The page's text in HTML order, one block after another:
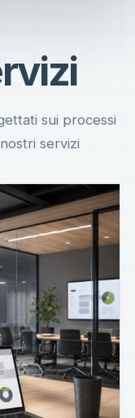
sui processi
servizi